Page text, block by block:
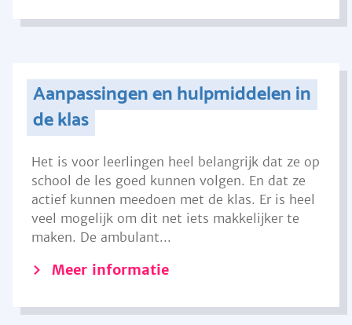
Aanpassingen en hulpmiddelen in
de klas
Het is voor leerlingen heel belangrijk dat ze op
school de les goed kunnen volgen. En dat ze
actief kunnen meedoen met de klas. Er is heel
veel mogelijk om dit net iets makkelijker te
maken. De ambulant...
Meer informatie